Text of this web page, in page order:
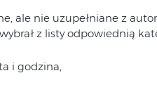
ale nie uzupełniane z
z listy odpowiednią
i godzina,